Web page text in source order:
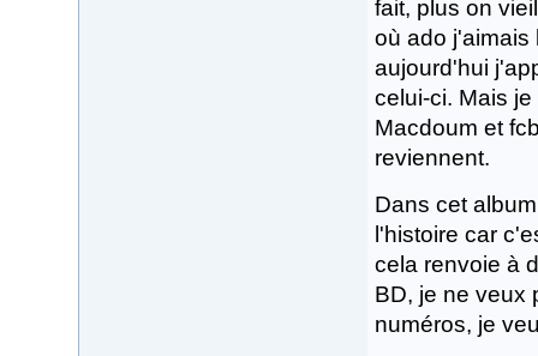
fait, plus on
où ado j'aimais
aujourd'hui
celui-ci. Mais
Macdoum et
reviennent.
Dans cet
l'histoire car
cela renvoie à
BD, je ne veux
numéros, je